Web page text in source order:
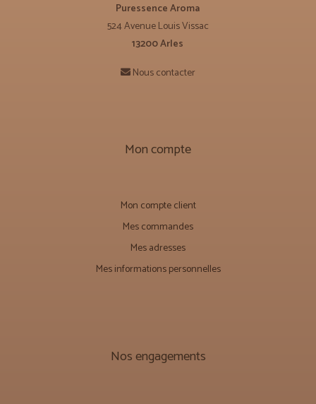
Puressence Aroma
524 Avenue Louis Vissac
13200 Arles
Nous contacter
Mon compte
Mon compte client
Mes commandes
Mes adresses
Mes informations personnelles
Nos engagements